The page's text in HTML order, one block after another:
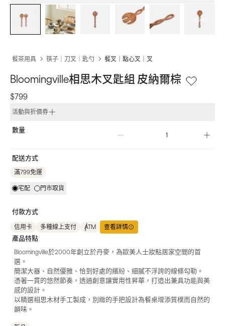
+More
餐茶用具 筷子｜刀叉｜匙勺 餐叉｜點心叉｜叉
Bloomingville相思木叉匙組 皮納爾棕
$799
活動與折價券
數量
配送方式
滿799免運
宅配 門市取貨
付款方式
信用卡 多種線上支付 ATM 查看詳情
產品特點
Bloomingville於2000年創立於丹麥，為歐美人士妝點居家空間的首
選。
簡潔大器、自然優雅、恰到好處的繽紛、細膩不浮誇的線條勾勒。
憑著一貫的悠然節奏，透過創意讓實用性昇華，打造出兼具功能與美
感的設計。
以精選相思木材手工製成，別緻的手把設計為餐桌增添質樸而自然的
韻味。